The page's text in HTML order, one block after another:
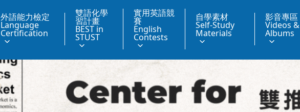
外語能力檢定
Language
Certification
雙語化學
習計畫
BEST in
STUST
實用英語競
賽
English
Contests
自學素材
Self-Study
Materials
影音專區
Videos &
Albums